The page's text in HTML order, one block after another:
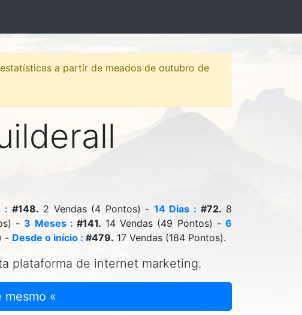
a partir de meados de outubro de
: #148. 2 Vendas (4 Pontos) - 14 Dias : #72. 8
- 3 Meses : #141. 14 Vendas (49 Pontos) -6
- Desde o início : #479. 17 Vendas (184 Pontos).
plataforma de internet marketing.
«